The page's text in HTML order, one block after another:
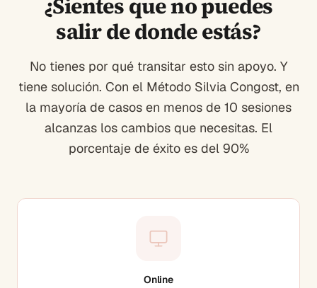
salir de donde estás?
No tienes por qué transitar esto sin apoyo. Y
tiene solución. Con el Método Silvia Congost, en
la mayoría de casos en menos de 10 sesiones
alcanzas los cambios que necesitas. El
porcentaje de éxito es del 90%
Online